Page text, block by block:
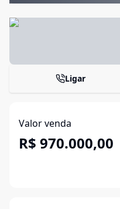
Ligar
Valor venda
R$ 970.000,00